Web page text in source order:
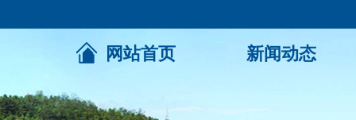
网站首页 新闻动态